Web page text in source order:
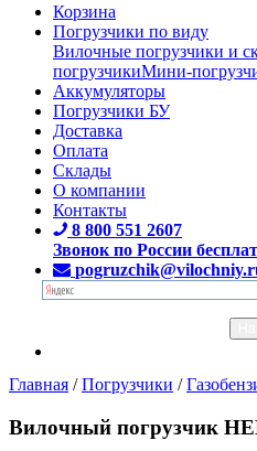
Корзина
Погрузчики по виду
Вилочные погрузчики и
погрузчикиМини-
Аккумуляторы
Погрузчики БУ
Доставка
Оплата
Склады
О компании
Контакты
8 800 551 2607
Звонок по России
Главная /Погрузчики /
Вилочный погрузчик